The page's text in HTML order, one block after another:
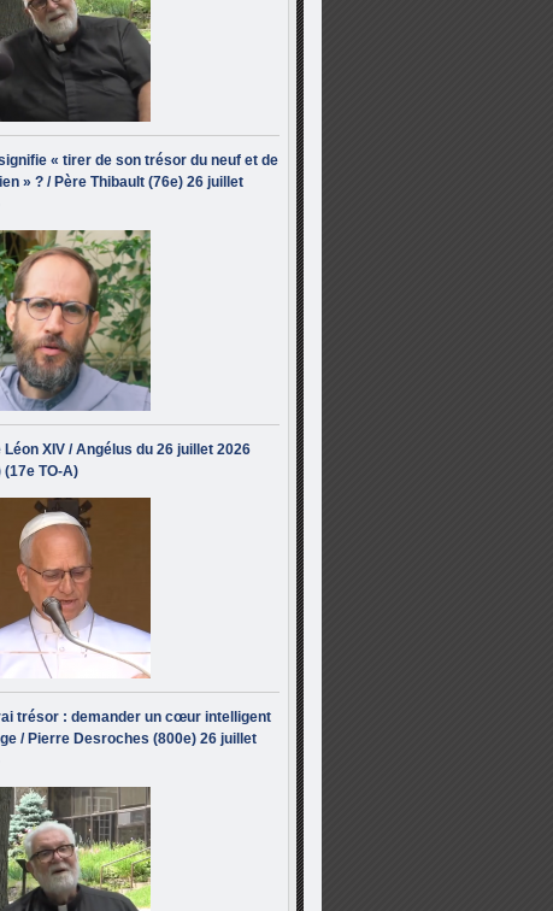
« tirer de son trésor du neuf et de
» ? / Père Thibault (76e) 26 juillet
Léon XIV / Angélus du 26 juillet 2026
(17e TO-A)
trésor : demander un cœur intelligent
/ Pierre Desroches (800e) 26 juillet